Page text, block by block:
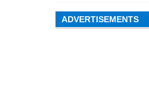
ADVERTISEMENTS